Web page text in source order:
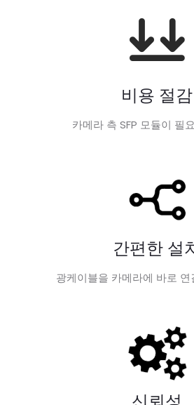
비용 절감
카메라 측 SFP 모듈이 필
간편한 설
광케이블을 카메라에 바로 연